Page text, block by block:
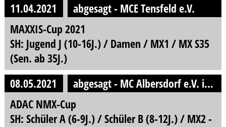
11.04.2021
abgesagt - MCE Tensfeld e.V.
MAXXIS-Cup 2021
SH: Jugend J (10-16J.) / Damen / MX1 / MX S35
(Sen. ab 35J.)
08.05.2021
abgesagt - MC Albersdorf e.V. im ADAC
ADAC NMX-Cup
SH: Schüler A (6-9J.) / Schüler B (8-12J.) / MX2 -